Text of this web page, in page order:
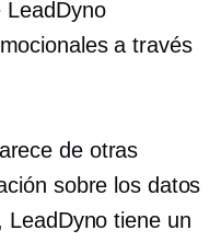
LeadDyno
a través
de otras
sobre los datos
LeadDyno tiene un